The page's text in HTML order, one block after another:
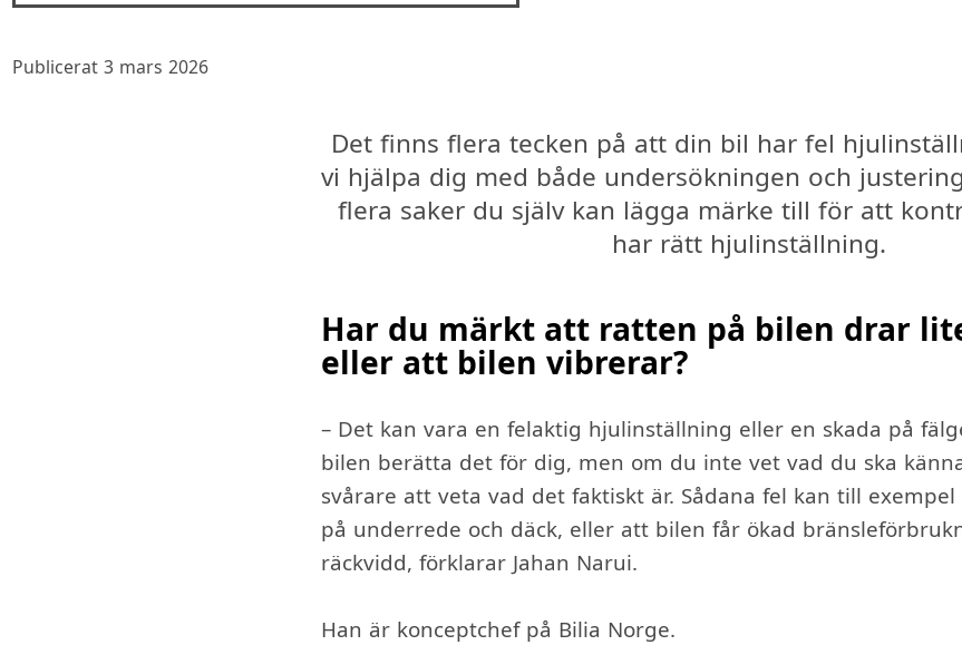
Publicerat 3 mars 2026
Det finns flera tecken på att din bil har fel
vi hjälpa dig med både undersökningen och
flera saker du själv kan lägga märke till för att
har rätt hjulinställning.
Har du märkt att ratten på bilen drar
eller att bilen vibrerar?
– Det kan vara en felaktig hjulinställning eller en skada på
bilen berätta det för dig, men om du inte vet vad du ska
svårare att veta vad det faktiskt är. Sådana fel kan till
på underrede och däck, eller att bilen får ökad
räckvidd, förklarar Jahan Narui.
Han är konceptchef på Bilia Norge.